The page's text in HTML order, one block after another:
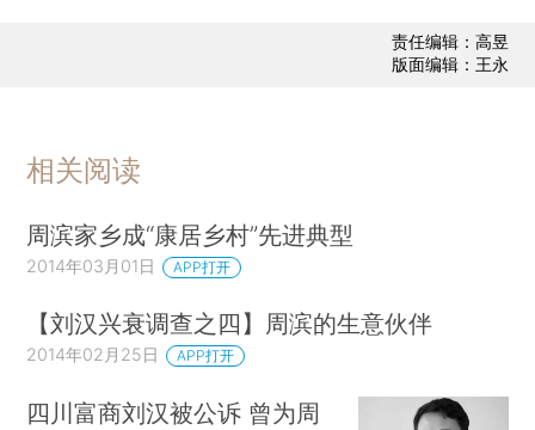
责任编辑：高昱
版面编辑：王永
相关阅读
周滨家乡成“康居乡村”先进典型
2014年03月01日 APP打开
【刘汉兴衰调查之四】周滨的生意伙伴
2014年02月25日 APP打开
四川富商刘汉被公诉 曾为周